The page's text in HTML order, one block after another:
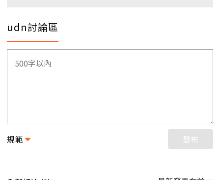
udn討論區
規範 發布